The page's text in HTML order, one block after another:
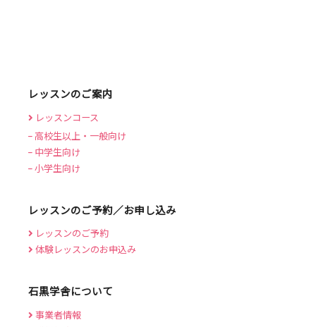
レッスンのご案内
レッスンコース
高校生以上・一般向け
中学生向け
小学生向け
レッスンのご予約／お申し込み
レッスンのご予約
体験レッスンのお申込み
石黒学舎について
事業者情報